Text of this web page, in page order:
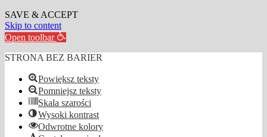
SAVE & ACCEPT
Skip to content
Open toolbar
STRONA BEZ BARIER
Powiększ teksty
Pomniejsz teksty
Skala szarości
Wysoki kontrast
Odwrotne kolory